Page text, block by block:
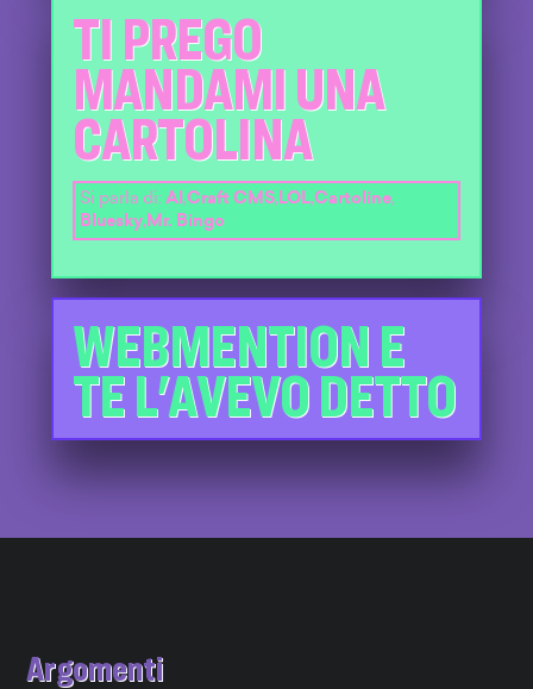
TI PREGO
MANDAMI UNA
CARTOLINA
Si parla di: AI ,Craft CMS, LOL,Cartoline,
Bluesky, Mr. Bingo
WEBMENTION E
TE L'AVEVO DETTO
Argomenti